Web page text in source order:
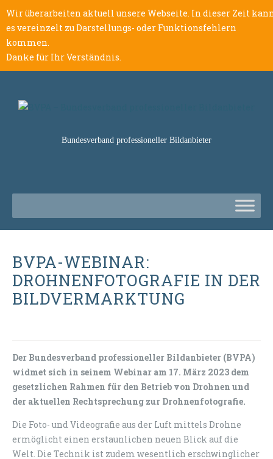
Wir überarbeiten aktuell unsere Webseite. In dieser Zeit
es vereinzelt zu Darstellungs- oder Funktionsfehlern
kommen.
Danke für Ihr Verständnis.
Bundesverband professioneller Bildanbieter
BVPA-WEBINAR:
DROHNENFOTOGRAFIE IN DER
BILDVERMARKTUNG
Der Bundesverband professioneller Bildanbieter (BVPA)
widmet sich in seinem Webinar am 17. März 2023 dem
gesetzlichen Rahmen für den Betrieb von Drohnen und
der aktuellen Rechtsprechung zur Drohnenfotografie.
Die Foto- und Videografie aus der Luft mittels Drohne
ermöglicht einen erstaunlichen neuen Blick auf die
Welt. Die Technik ist zudem wesentlich erschwinglicher